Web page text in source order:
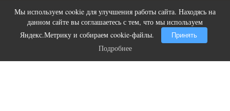
Мы используем cookie для улучшения работы сайта. Находясь на
данном сайте вы соглашаетесь с тем, что мы используем
Яндекс.Метрику и собираем cookie-файлы.
Принять
Подробнее
Ролик длится несколько секунд, а
смеяться вы будете долго
Подробнее